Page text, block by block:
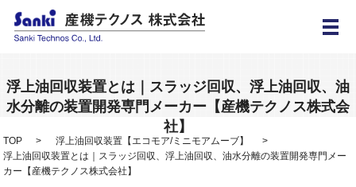
メ
浮上油回収装置とは｜スラッジ回収、浮上油回収、油
水分離の装置開発専門メーカー【産機テクノス株式会
社】
TOP
浮上油回収装置【エコモア/ミニモアムーブ】
浮上油回収装置とは｜スラッジ回収、浮上油回収、油水分離の装置開発専門メー
カー【産機テクノス株式会社】